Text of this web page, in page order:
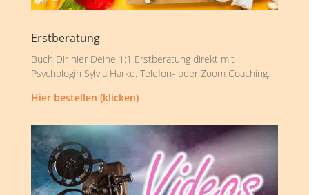
Erstberatung
Buch Dir hier Deine 1:1 Erstberatung direkt mit
Psychologin Sylvia Harke. Telefon- oder Zoom Coaching.
Hier bestellen (klicken)